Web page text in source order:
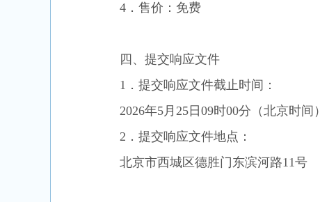
4．售价：免费
四、提交响应文件
1．提交响应文件截止时间：
2026年5月 25 日 09时00分（北京时间）
2．提交响应文件地点：
北京市西城区德胜门东滨河路11号